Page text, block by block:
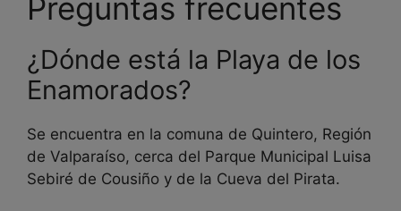
Preguntas frecuentes
¿Dónde está la Playa de los
Enamorados?
Se encuentra en la comuna de Quintero, Región
de Valparaíso, cerca del Parque Municipal Luisa
Sebiré de Cousiño y de la Cueva del Pirata.